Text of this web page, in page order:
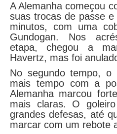
A Alemanha começou
suas trocas de passe
minutos, com uma
Gundogan. Nos
etapa, chegou a
Havertz, mas foi
No segundo tempo, o
mais tempo com a
Alemanha marcou
mais claras. O
grandes defesas, até
marcar com um rebote